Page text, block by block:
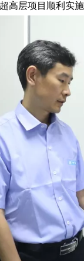
高层项目顺利实